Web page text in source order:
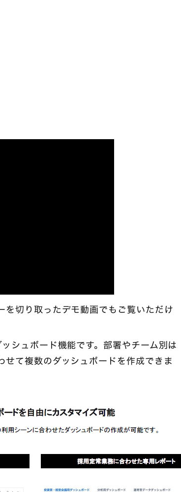
切り取ったデモ動画でもご覧いただけ
シュボード機能です。部署やチーム別は
て複数のダッシュボードを作成できま